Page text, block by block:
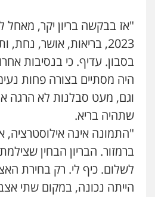
עו"ד אסף דוק
פלילי עבירות מין
חמורה חקירות
0526885006
"אז בבקשה בריון יקר,
2023, בריאות, אושר,
בסבון. עדיף. כי בנסיבות
היה מסתיים בצורה פחות
וגם, מעט סבלנות לא הרגה
שתהיה בריא.
"התמונה אינה אילוסטרציה,
ברמזור. הבריון הבחין
לשלום. כיף לי. רק בחירת
הייתה נכונה, במקום שתי